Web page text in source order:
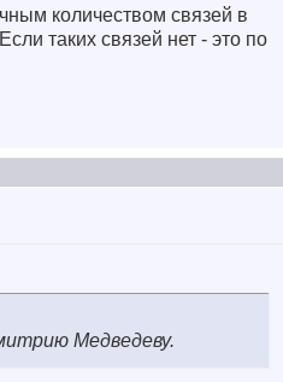
количеством связей в
таких связей нет - это по
Медведеву.